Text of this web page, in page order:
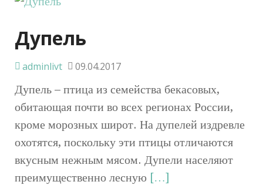
Дупель
adminlivt 09.04.2017
Дупель – птица из семейства бекасовых,
обитающая почти во всех регионах России,
кроме морозных широт. На дупелей издревле
охотятся, поскольку эти птицы отличаются
вкусным нежным мясом. Дупели населяют
преимущественно лесную […]